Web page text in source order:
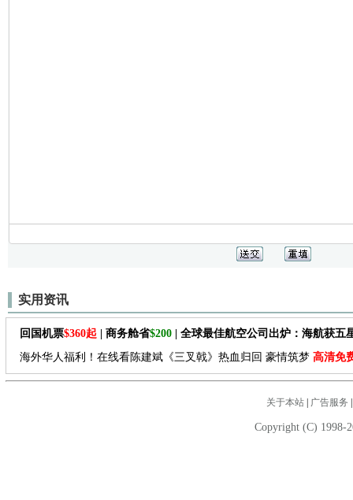
实用资讯
回国机票$360起 | 商务舱省$200 | 全球最佳航空公司出炉：海航获五
海外华人福利！在线看陈建斌《三叉戟》热血归回 豪情筑梦 高清免
关于本站| 广告服务
Copyright (C) 1998-